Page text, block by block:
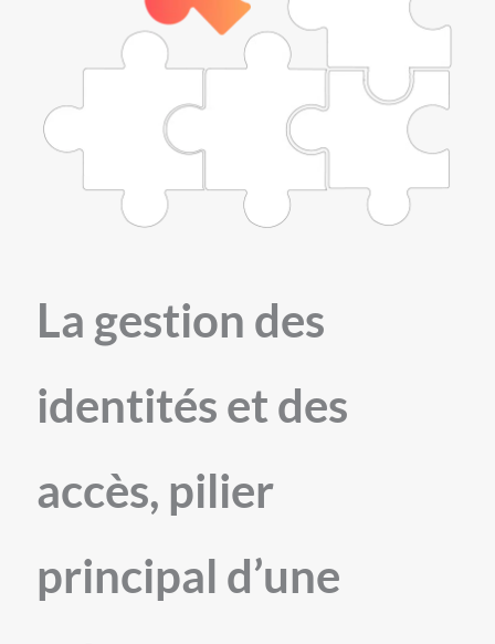
La gestion des
identités et des
accès, pilier
principal d’une